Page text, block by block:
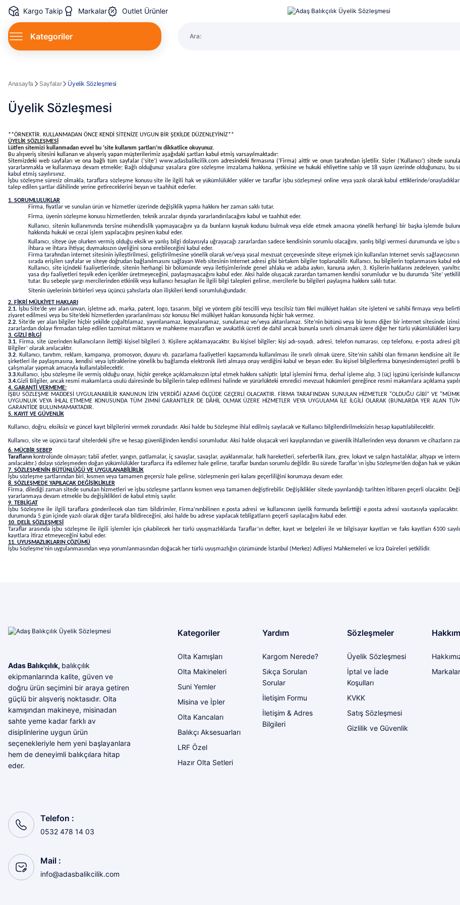
Kargo Takip Markalar Outlet Ürünler
Kategoriler Ara:
Anasayfa Sayfalar Üyelik Sözleşmesi
Üyelik Sözleşmesi
**ÖRNEKTİR. KULLANMADAN ÖNCE KENDİ SİTENİZE UYGUN BİR ŞEKİLDE DÜZENLEYİNİZ**
ÜYELİK SÖZLEŞMESİ
Lütfen sitemizi kullanmadan evvel bu ‘site kullanım şartları’nı dikkatlice okuyunuz.
Bu alışveriş sitesini kullanan ve alışveriş yapan müşterilerimiz aşağıdaki şartları kabul etmiş varsayılmaktadır:
Sitemizdeki web sayfaları ve ona bağlı tüm sayfalar (‘site’)www.adasbalikcilik.com adresindeki firmasına (‘Firma) aittir ve onun tarafından işletilir. Sizler (‘Kullanıcı’) sitede
yararlanmakla ve kullanmaya devam etmekle; Bağlı olduğunuz yasalara göre sözleşme imzalama hakkına, yetkisine ve hukuki ehliyetine sahip ve 18 yaşın üzerinde olduğunuzu, bu
kabul etmiş sayılırsınız.
İşbu sözleşme süresiz olmakla, taraflara sözleşme konusu site ile ilgili hak ve yükümlülükler yükler ve taraflar işbu sözleşmeyi online veya yazık olarak kabul ettiklerinde/
talep edilen şartlar dâhilinde yerine getireceklerini beyan ve taahhüt ederler.
1. SORUMLULUKLAR
Firma, fiyatlar ve sunulan ürün ve hizmetler üzerinde değişiklik yapma hakkını her zaman saklı tutar.
Firma, üyenin sözleşme konusu hizmetlerden, teknik arızalar dışında yararlandırılacağını kabul ve taahhüt eder.
Kullanıcı, sitenin kullanımında tersine mühendislik yapmayacağını ya da bunların kaynak kodunu bulmak veya elde etmek amacına yönelik herhangi bir başka işlemde
hakkında hukuki ve cezai işlem yapılacağını peşinen kabul eder.
Kullanıcı, siteye üye olurken vermiş olduğu eksik ve yanlış bilgi dolayısıyla uğrayacağı zararlardan sadece kendisinin sorumlu olacağını, yanlış bilgi vermesi durumunda ve
ihbara ve ihtara ihtiyaç duymaksızın üyeliğini sona erebileceğini kabul eder.
Firma tarafından internet sitesinin iyileştirilmesi, geliştirilmesine yönelik olarak ve/veya yasal mevzuat çerçevesinde siteye erişmek için kullanılan Internet servis
sırada erişilen sayfalar ve siteye doğrudan bağlanılmasını sağlayan Web sitesinin Internet adresi gibi birtakım bilgiler toplanabilir. Kullanıcı, bu bilgilerin toplanmasını kabul
Kullanıcı, site içindeki faaliyetlerinde, sitenin herhangi bir bölümünde veya iletişimlerinde genel ahlaka ve adaba aykırı, kanuna aykırı, 3. Kişilerin haklarını zedeleyen,
yasa dışı faaliyetleri teşvik eden içerikler üretmeyeceğini, paylaşmayacağını kabul eder. Aksi halde oluşacak zarardan tamamen kendisi sorumludur ve bu durumda ‘Site’
tutar. Bu sebeple yargı mercilerinden etkinlik veya kullanıcı hesapları ile ilgili bilgi talepleri gelirse, mercilerle bu bilgileri paylaşma hakkını saklı tutar.
Sitenin üyelerinin birbirleri veya üçüncü şahıslarla olan ilişkileri kendi sorumluluğundadır.
2. FİKRİ MÜLKİYET HAKLARI
2.1. İşbu Site’de yer alan ünvan, işletme adı, marka, patent, logo, tasarım, bilgi ve yöntem gibi tescilli veya tescilsiz tüm fikri mülkiyet hakları site işleteni ve sahibi firmaya veya
ziyaret edilmesi veya bu Site’deki hizmetlerden yararlanılması söz konusu fikri mülkiyet hakları konusunda hiçbir hak vermez.
2.2. Site’de yer alan bilgiler hiçbir şekilde çoğaltılamaz, yayınlanamaz, kopyalanamaz, sunulamaz ve/veya aktarılamaz. Site’nin bütünü veya bir kısmı diğer bir internet sitesinde
zararlardan dolayı firmadan talep edilen tazminat miktarını ve mahkeme masrafları ve avukatlık ücreti de dahil ancak bununla sınırlı olmamak üzere diğer her türlü yükümlülükleri
3. GİZLİ BİLGİ
3.1. Firma, site üzerinden kullanıcıların ilettiği kişisel bilgileri 3. Kişilere açıklamayacaktır. Bu kişisel bilgiler; kişi adı-soyadı, adresi, telefon numarası, cep telefonu, e-posta adresi
Bilgiler’ olarak anılacaktır.
3.2. Kullanıcı, tanıtım, reklam, kampanya, promosyon, duyuru vb. pazarlama faaliyetleri kapsamında kullanılması ile sınırlı olmak üzere, Site’nin sahibi olan firmanın kendisine
şirketleri ile paylaşmasına, kendisi veya iştiraklerine yönelik bu bağlamda elektronik ileti almaya onay verdiğini kabul ve beyan eder. Bu kişisel bilgilerfirma bünyesindemüşteri profili
çalışmalar yapmak amacıyla kullanılabilecektir.
3.3.Kullanıcı, işbu sözleşme ile vermiş olduğu onayı, hiçbir gerekçe açıklamaksızın iptal etmek hakkını sahiptir. İptal işlemini firma, derhal işleme alıp, 3 (üç) işgünü içerisinde
3.4.Gizli Bilgiler, ancak resmi makamlarca usulü dairesinde bu bilgilerin talep edilmesi halinde ve yürürlükteki emredici mevzuat hükümleri gereğince resmi makamlara açıklama
4. GARANTİ VERMEME:
İŞBU SÖZLEŞME MADDESİ UYGULANABİLİR KANUNUN İZİN VERDİĞİ AZAMİ ÖLÇÜDE GEÇERLİ OLACAKTIR. FİRMA TARAFINDAN SUNULAN
HİZMETLER "OLDUĞU GİBİ” VE
UYGUNLUK VEYA İHLAL ETMEME KONUSUNDA TÜM ZIMNİ GARANTİLER DE DÂHİL OLMAK ÜZERE HİZMETLER VEYA UYGULAMA İLE İLGİLİ OLARAK (BUNLARDA YER ALAN
GARANTİDE BULUNMAMAKTADIR.
5. KAYIT VE GÜVENLİK
Kullanıcı, doğru, eksiksiz ve güncel kayıt bilgilerini vermek zorundadır. Aksi halde bu Sözleşme ihlal edilmiş sayılacak ve Kullanıcı bilgilendirilmeksizin hesap kapatılabilecektir.
Kullanıcı, site ve üçüncü taraf sitelerdeki şifre ve hesap güvenliğinden kendisi sorumludur. Aksi halde oluşacak veri kayıplarından ve güvenlik ihlallerinden veya donanım ve cihazların
6. MÜCBİR SEBEP
Tarafların kontrolünde olmayan; tabii afetler, yangın, patlamalar, iç savaşlar, savaşlar, ayaklanmalar, halk hareketleri, seferberlik ilanı, grev, lokavt ve salgın hastalıklar, altyapı ve
anılacaktır.) dolayı sözleşmeden doğan yükümlülükler taraflarca ifa edilemez hale gelirse, taraflar bundan sorumlu değildir. Bu sürede Taraflar’ın işbu Sözleşme’den doğan hak ve
7. SÖZLEŞMENİN BÜTÜNLÜĞÜ VE UYGULANABİLİRLİK
İşbu sözleşme şartlarından biri, kısmen veya tamamen geçersiz hale gelirse, sözleşmenin geri kalanı geçerliliğini korumaya devam eder.
8. SÖZLEŞMEDE YAPILACAK DEĞİŞİKLİKLER
Firma, dilediği zaman sitede sunulan hizmetleri ve işbu sözleşme şartlarını kısmen veya tamamen değiştirebilir. Değişiklikler sitede yayınlandığı tarihten itibarengeçerli olacaktır.
yararlanmaya devam etmekle bu değişiklikleri de kabul etmiş sayılır.
9. TEBLİGAT
İşbu Sözleşme ile ilgili taraflara gönderilecek olan tüm bildirimler, Firma’nınbilinen e.posta adresi ve kullanıcının üyelik formunda belirttiği e.posta adresi vasıtasıyla
durumunda 5 gün içinde yazılı olarak diğer tarafa bildireceğini, aksi halde bu adrese yapılacak tebligatların geçerli sayılacağını kabul eder.
10. DELİL SÖZLEŞMESİ
Taraflar arasında işbu sözleşme ile ilgili işlemler için çıkabilecek her türlü uyuşmazlıklarda Taraflar’ın defter, kayıt ve belgeleri ile ve bilgisayar kayıtları ve faks kayıtları 6100
kayıtlara itiraz etmeyeceğini kabul eder.
11. UYUŞMAZLIKLARIN ÇÖZÜMÜ
İşbu Sözleşme’nin uygulanmasından veya yorumlanmasından doğacak her türlü uyuşmazlığın çözümünde İstanbul (Merkez) Adliyesi Mahkemeleri ve İcra Daireleri yetkilidir.
Adas Balıkçılık, balıkçılık
ekipmanlarında kalite, güven ve
doğru ürün seçimini bir araya getiren
güçlü bir alışveriş noktasıdır. Olta
kamışından makineye, misinadan
sahte yeme kadar farklı av
disiplinlerine uygun ürün
seçenekleriyle hem yeni başlayanlara
hem de deneyimli balıkçılara hitap
eder.
Telefon :
0532 478 14 03
Mail :
info@adasbalikcilik.com
Kategoriler
Olta Kamışları
Olta Makineleri
Suni Yemler
Misina ve İpler
Olta Kancaları
Balıkçı Aksesuarları
LRF Özel
Hazır Olta Setleri
Yardım
Kargom Nerede?
Sıkça Sorulan
Sorular
İletişim Formu
İletişim & Adres
Bilgileri
Sözleşmeler
Üyelik Sözleşmesi
İptal ve İade
Koşulları
KVKK
Satış Sözleşmesi
Gizlilik ve Güvenlik
Markalar